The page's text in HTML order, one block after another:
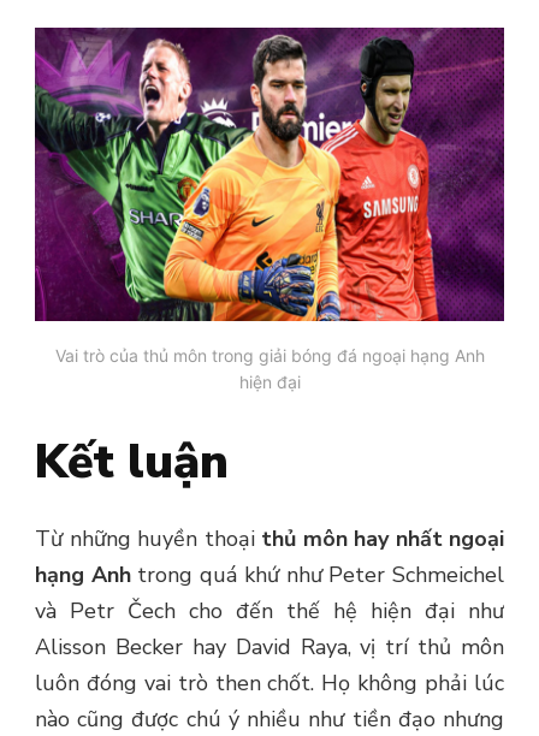
Vai trò của thủ môn trong giải bóng đá ngoại hạng Anh
hiện đại
Kết luận
Từ những huyền thoại thủ môn hay nhất ngoại
hạng Anhtrong quá khứ như Peter Schmeichel
và Petr Čech cho đến thế hệ hiện đại như
Alisson Becker hay David Raya, vị trí thủ môn
luôn đóng vai trò then chốt. Họ không phải lúc
nào cũng được chú ý nhiều như tiền đạo nhưng